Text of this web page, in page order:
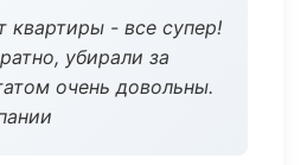
квартиры - все супер!
убирали за
очень довольны.